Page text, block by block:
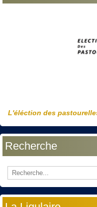
L'éléction des
Recherche